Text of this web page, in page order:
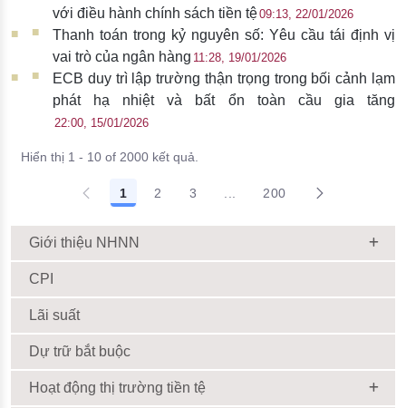
với điều hành chính sách tiền tệ09:13, 22/01/2026
Thanh toán trong kỷ nguyên số: Yêu cầu tái định vị
vai trò của ngân hàng 11:28, 19/01/2026
ECB duy trì lập trường thận trọng trong bối cảnh lạm
phát hạ nhiệt và bất ổn toàn cầu gia tăng
22:00, 15/01/2026
Hiển thị 1 - 10 of 2000 kết quả.
1 2 3 200
Giới thiệu NHNN
CPI
Lãi suất
Dự trữ bắt buộc
Hoạt động thị trường tiền tệ